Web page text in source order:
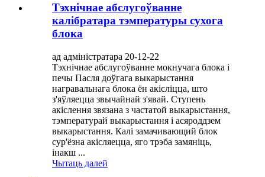
Тэхнічнае абслугоўванне
калібратара тэмпературы сухога
блока
ад адміністратара 20-12-22
Тэхнічнае абслугоўванне мокнучага блока і
печы Пасля доўгага выкарыстання
награвальнага блока ён акісліцца, што
з'яўляецца звычайнай з'явай. Ступень
акіслення звязана з частатой выкарыстання,
тэмпературай выкарыстання і асяроддзем
выкарыстання. Калі замачивающий блок
сур'ёзна акісляецца, яго трэба замяніць,
інакш ...
Чытаць далей